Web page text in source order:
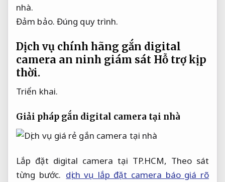
nhà.
Đảm bảo. Đúng quy trình.
Dịch vụ chính hãng gắn digital
camera an ninh giám sát Hỗ trợ kịp
thời.
Triển khai.
Giải pháp gắn digital camera tại nhà
Lắp đặt digital camera tại TP.HCM, Theo sát
từng bước. dịch vụ lắp đặt camera báo giá rõ